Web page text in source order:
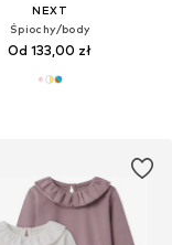
NEXT
Śpiochy/body
Od 133,00 zł